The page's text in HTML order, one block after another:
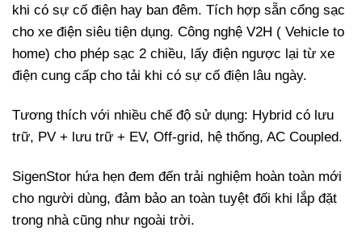
khi có sự cố điện hay ban đêm. Tích hợp sẵn cổng sạc
cho xe điện siêu tiện dụng. Công nghệ V2H ( Vehicle to
home) cho phép sạc 2 chiều, lấy điện ngược lại từ xe
điện cung cấp cho tải khi có sự cố điện lâu ngày.
Tương thích với nhiều chế độ sử dụng: Hybrid có lưu
trữ, PV + lưu trữ + EV, Off-grid, hệ thống, AC Coupled.
SigenStor hứa hẹn đem đến trải nghiệm hoàn toàn mới
cho người dùng, đảm bảo an toàn tuyệt đối khi lắp đặt
trong nhà cũng như ngoài trời.